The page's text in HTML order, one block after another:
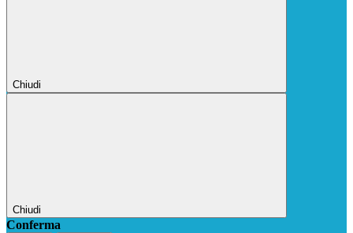
Chiudi
Chiudi
Conferma